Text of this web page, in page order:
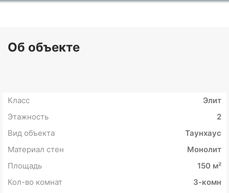
Об объекте
Класс
Элит
Этажность
2
Вид объекта
Таунхаус
Материал стен
Монолит
Площадь
150 м²
Кол-во комнат
3-комн